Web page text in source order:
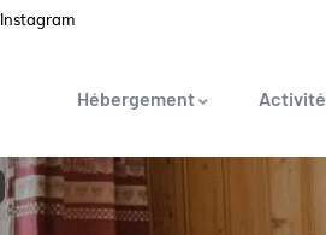
Instagram
Hébergement Activité